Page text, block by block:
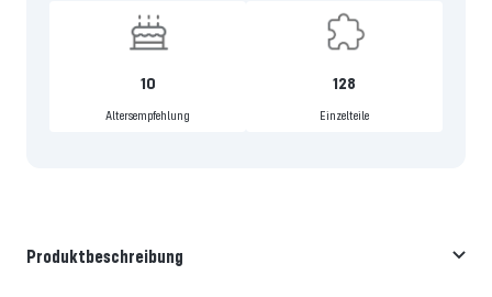
10
Altersempfehlung
128
Einzelteile
Produktbeschreibung